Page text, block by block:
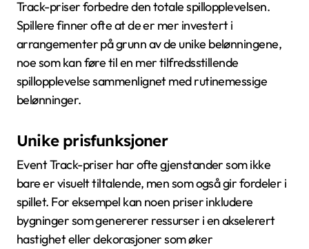
Track-priser forbedre den totale spillopplevelsen.
Spillere finner ofte at de er mer investert i
arrangementer på grunn av de unike belønningene,
noe som kan føre til en mer tilfredsstillende
spillopplevelse sammenlignet med rutinemessige
belønninger.
Unike prisfunksjoner
Event Track-priser har ofte gjenstander som ikke
bare er visuelt tiltalende, men som også gir fordeler i
spillet. For eksempel kan noen priser inkludere
bygninger som genererer ressurser i en akselerert
hastighet eller dekorasjoner som øker